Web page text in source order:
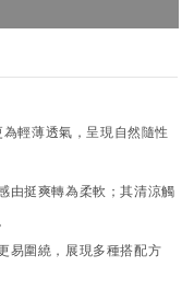
輕薄透氣，呈現自然隨性
由挺爽轉為柔軟；其清涼觸
易圍繞，展現多種搭配方